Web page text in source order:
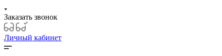
Заказать звонок
Личный кабинет